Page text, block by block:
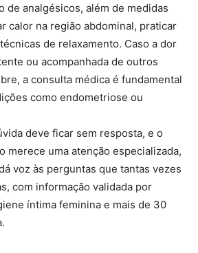
de analgésicos, além de medidas
calor na região abdominal, praticar
de relaxamento. Caso a dor
ou acompanhada de outros
a consulta médica é fundamental
como endometriose ou
deve ficar sem resposta, e o
merece uma atenção especializada,
voz às perguntas que tantas vezes
com informação validada por
íntima feminina e mais de 30